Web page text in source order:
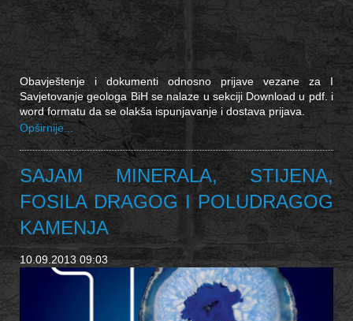
Obavještenje i dokumenti odnosno prijave vezane za I
Savjetovanje geologa BiH se nalaze u sekciji Download u pdf. i
word formatu da se olakša ispunjavanje i dostava prijava.
Opširnije...
SAJAM MINERALA, STIJENA,
FOSILA DRAGOG I POLUDRAGOG
KAMENJA
10.09.2013 09:03